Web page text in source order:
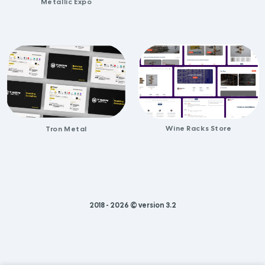
Metallic Expo
Tron Metal Wine Racks Store
2018 - 2026 © version 3.2